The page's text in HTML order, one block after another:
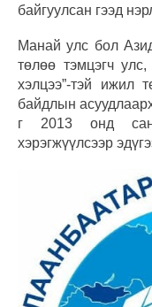
байгуулсан гээд
Манай улс бол
төлөө тэмцэгч
хэлцээ”-тэй ижил
байдлын
г 2013 онд
хэрэгжүүлсээр